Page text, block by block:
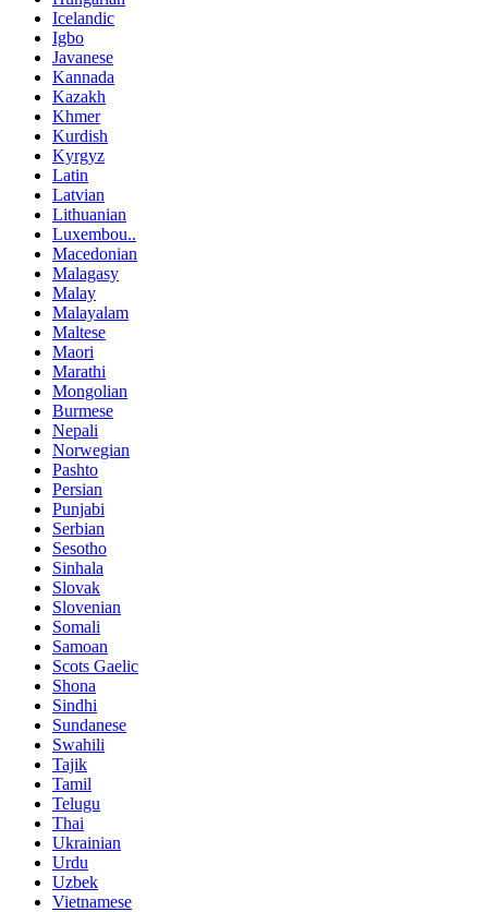
Icelandic
Igbo
Javanese
Kannada
Kazakh
Khmer
Kurdish
Kyrgyz
Latin
Latvian
Lithuanian
Luxembou..
Macedonian
Malagasy
Malay
Malayalam
Maltese
Maori
Marathi
Mongolian
Burmese
Nepali
Norwegian
Pashto
Persian
Punjabi
Serbian
Sesotho
Sinhala
Slovak
Slovenian
Somali
Samoan
Scots Gaelic
Shona
Sindhi
Sundanese
Swahili
Tajik
Tamil
Telugu
Thai
Ukrainian
Urdu
Uzbek
Vietnamese